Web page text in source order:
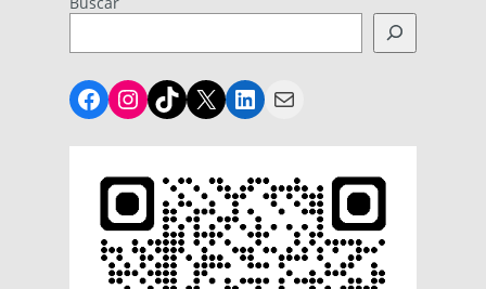
Facebook
Instagram
TikTok
X LinkedIn
Mail